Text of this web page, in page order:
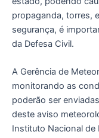
propaganda, torres,
segurança, é
da Defesa Civil.
A Gerência de
monitorando as
poderão ser
deste aviso
Instituto Nacional de